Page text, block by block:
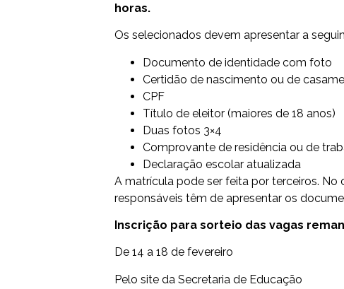
horas.
Os selecionados devem apresentar a
Documento de identidade com foto
Certidão de nascimento ou de
CPF
Título de eleitor (maiores de 18 anos)
Duas fotos 3×4
Comprovante de residência ou de
Declaração escolar atualizada
A matrícula pode ser feita por terceiros. No
responsáveis têm de apresentar os
Inscrição para sorteio das vagas
De 14 a 18 de fevereiro
Pelo site da Secretaria de Educação